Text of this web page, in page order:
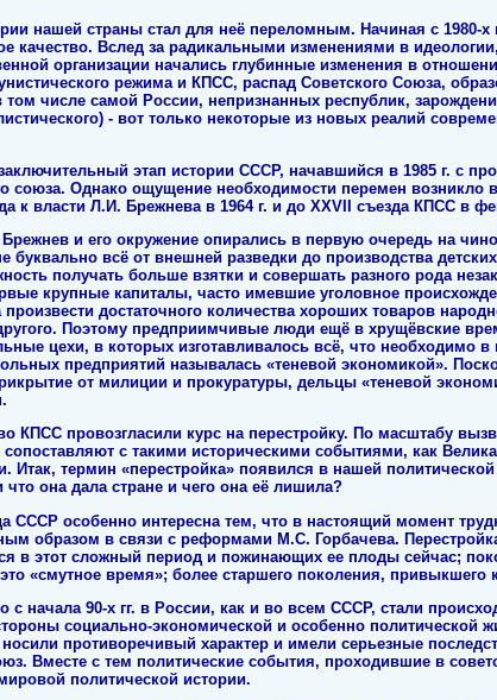
нашей страны стал для неё переломным. Начиная с 1980-х
качество. Вслед за радикальными изменениями в
организации начались глубинные изменения в
режима и КПСС, распад Советского Союза,
том числе самой России, непризнанных республик,
- вот только некоторые из новых реалий
этап истории СССР, начавшийся в 1985 г. с
союза. Однако ощущение необходимости перемен возникло
к власти Л.И. Брежнева в 1964 г. и до XXVII съезда КПСС в
и его окружение опирались в первую очередь на
буквально всё от внешней разведки до производства
получать больше взятки и совершать разного рода
крупные капиталы, часто имевшие уголовное
достаточного количества хороших товаров
Поэтому предприимчивые люди ещё в хрущёвские
цехи, в которых изготавливалось всё, что необходимо в
предприятий называлась «теневой экономикой».
от милиции и прокуратуры, дельцы «теневой
КПСС провозгласили курс на перестройку. По масштабу
с такими историческими событиями, как
Итак, термин «перестройка» появился в нашей
что она дала стране и чего она её лишила?
СССР особенно интересна тем, что в настоящий момент
образом в связи с реформами М.С. Горбачева.
в этот сложный период и пожинающих ее плоды сейчас;
«смутное время»; более старшего поколения,
с начала 90-х гг. в России, как и во всем СССР, стали
социально-экономической и особенно политической
противоречивый характер и имели серьезные
Вместе с тем политические события, проходившие в
политической истории.